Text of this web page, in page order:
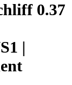
0.37
|